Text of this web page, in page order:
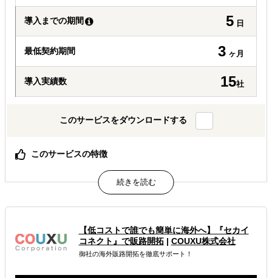
導入までの期間 5 日
最低契約期間 3 ヶ月
導入実績数 15社
このサービスをダウンロードする
このサービスの特徴
貴社に代わって、現地で必要となる対応を丸ごとサポート
豊富な現地ネットワーク
ビジネス戦略やマーケティング戦略に精通
海外進出総合支援 海外市場調査・マーケティング
【低コストで誰でも簡単に海外へ】『セカイ
コネクト』で販路開拓| COUXU株式会社
御社の海外販路開拓を徹底サポート！